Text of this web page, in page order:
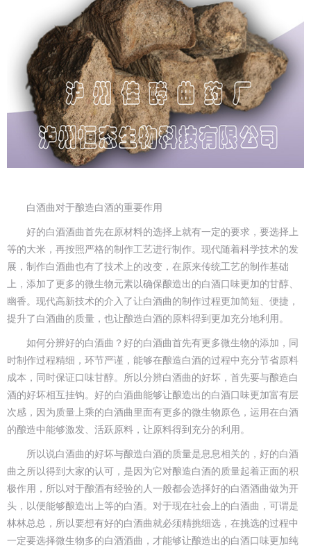
白酒曲对于酿造白酒的重要作用
好的白酒酒曲首先在原材料的选择上就有一定的要求，要选择上
等的大米，再按照严格的制作工艺进行制作。现代随着科学技术的发
展，制作白酒曲也有了技术上的改变，在原来传统工艺的制作基础
上，添加了更多的微生物元素以确保酿造出的白酒口味更加的甘醇、
幽香。现代高新技术的介入了让白酒曲的制作过程更加简短、便捷，
提升了白酒曲的质量，也让酿造白酒的原料得到更加充分地利用。
如何分辨好的白酒曲？好的白酒曲首先有更多微生物的添加，同
时制作过程精细，环节严谨，能够在酿造白酒的过程中充分节省原料
成本，同时保证口味甘醇。所以分辨白酒曲的好坏，首先要与酿造白
酒的好坏相互挂钩。好的白酒曲能够让酿造出的白酒口味更加富有层
次感，因为质量上乘的白酒曲里面有更多的微生物原色，运用在白酒
的酿造中能够激发、活跃原料，让原料得到充分的利用。
所以说白酒曲的好坏与酿造白酒的质量是息息相关的，好的白酒
曲之所以得到大家的认可，是因为它对酿造白酒的质量起着正面的积
极作用，所以对于酿酒有经验的人一般都会选择好的白酒酒曲做为开
头，以便能够酿造出上等的白酒。对于现在社会上的白酒曲，可谓是
林林总总，所以要想有好的白酒曲就必须精挑细选，在挑选的过程中
一定要选择微生物多的白酒酒曲，才能够让酿造出的白酒口味更加纯